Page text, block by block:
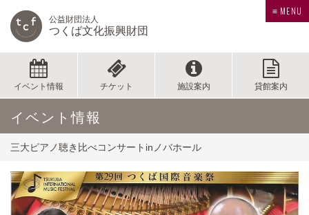
公益財団法人
つくば文化振興財団
≡ MENU
イベント情報 チケット 施設案内 貸館案内
イベント情報
三大ピアノ聴き比べコンサートinノバホール